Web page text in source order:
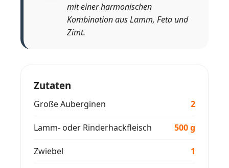
mit einer harmonischen
Kombination aus Lamm, Feta und
Zimt.
Zutaten
Große Auberginen 2
Lamm- oder Rinderhackfleisch 500 g
Zwiebel 1